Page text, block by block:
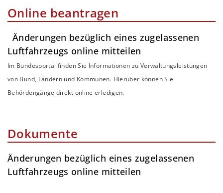
Online beantragen
Änderungen bezüglich eines zugelassenen
Luftfahrzeugs online mitteilen
Im Bundesportal finden Sie Informationen zu Verwaltungsleistungen
von Bund, Ländern und Kommunen. Hierüber können Sie
Behördengänge direkt online erledigen.
Dokumente
Änderungen bezüglich eines zugelassenen
Luftfahrzeugs online mitteilen